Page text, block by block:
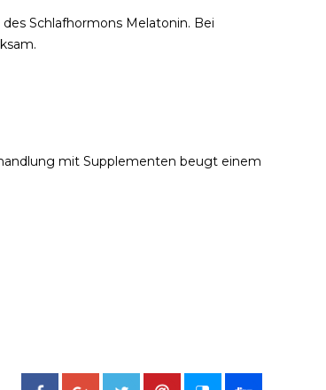
Schlafhormons Melatonin. Bei
mit Supplementen beugt einem